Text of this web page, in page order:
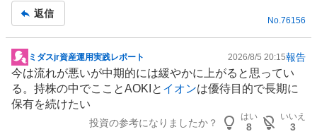
返信
No.76156
掲
示
板
記
ミダスjr資産運用実践レポート 2026/8/5 20:15報告
今は流れが悪いが中期的には緩やかに上がると思ってい
る。持株の中でこことAOKIと イオンは優待目的で長期に
保有を続けたい
投資の参考になりましたか？
はい
8
いいえ
3